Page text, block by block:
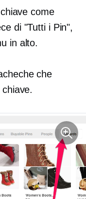
come
di "Tutti i Pin",
in alto.
che